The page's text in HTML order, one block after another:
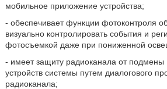
мобильное приложение устройства;
- обеспечивает функции фотоконтроля
визуально контролировать события и
фотосъемкой даже при пониженной
- имеет защиту радиоканала от подмены
устройств системы путем диалогового
радиоканала;